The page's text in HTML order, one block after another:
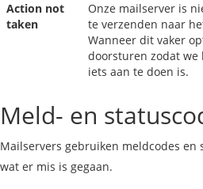
Action not
taken
Onze mailserver is
te verzenden naar
Wanneer dit vaker
doorsturen zodat
iets aan te doen is.
Meld- en
Mailservers gebruiken meldcodes en
wat er mis is gegaan.